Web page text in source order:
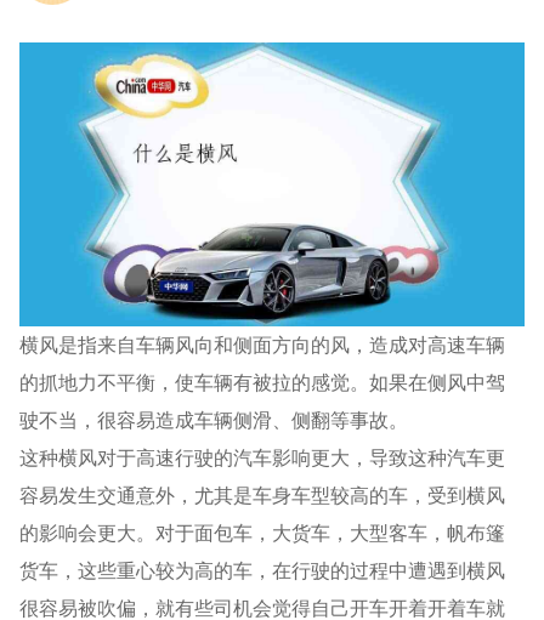
横风是指来自车辆风向和侧面方向的风，造成对高速车辆
的抓地力不平衡，使车辆有被拉的感觉。如果在侧风中驾
驶不当，很容易造成车辆侧滑、侧翻等事故。
这种横风对于高速行驶的汽车影响更大，导致这种汽车更
容易发生交通意外，尤其是车身车型较高的车，受到横风
的影响会更大。对于面包车，大货车，大型客车，帆布篷
货车，这些重心较为高的车，在行驶的过程中遭遇到横风
很容易被吹偏，就有些司机会觉得自己开车开着开着车就